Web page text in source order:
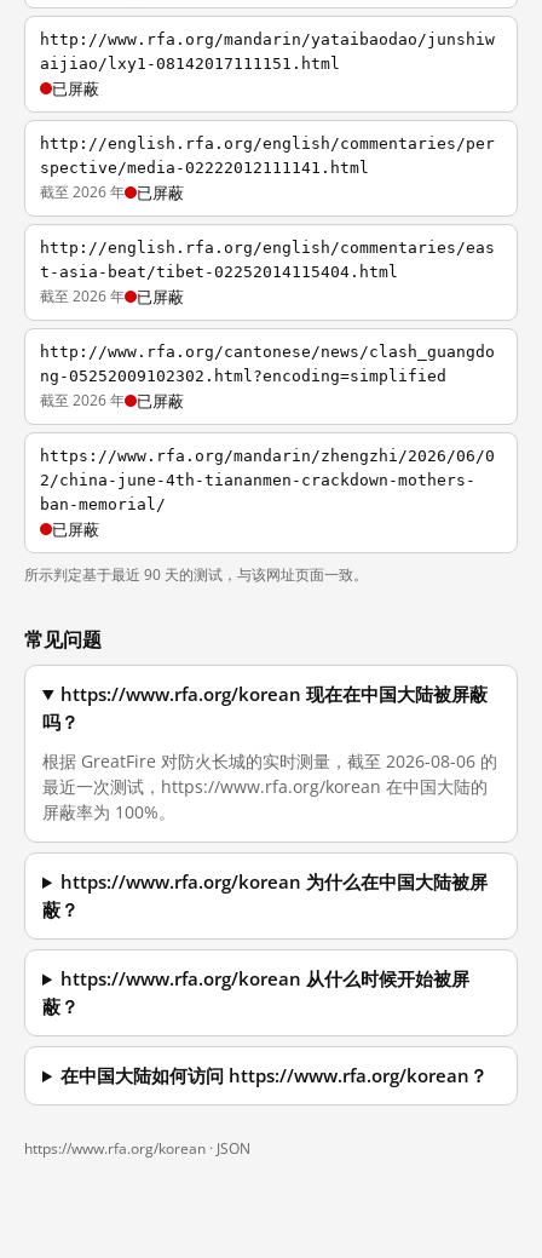
http://www.rfa.org/mandarin/yataibaodao/junshiw
aijiao/lxy1-08142017111151.html
已屏蔽
http://english.rfa.org/english/commentaries/per
spective/media-02222012111141.html
截至 2026 年 已屏蔽
http://english.rfa.org/english/commentaries/eas
t-asia-beat/tibet-02252014115404.html
截至 2026 年 已屏蔽
http://www.rfa.org/cantonese/news/clash_guangdo
ng-05252009102302.html?encoding=simplified
截至 2026 年 已屏蔽
https://www.rfa.org/mandarin/zhengzhi/2026/06/0
2/china-june-4th-tiananmen-crackdown-mothers-
ban-memorial/
已屏蔽
所示判定基于最近 90 天的测试，与该网址页面一致。
常见问题
https://www.rfa.org/korean 现在在中国大陆被屏蔽
吗？
根据 GreatFire 对防火长城的实时测量，截至 2026-08-06 的
最近一次测试，https://www.rfa.org/korean 在中国大陆的
屏蔽率为 100%。
https://www.rfa.org/korean 为什么在中国大陆被屏
蔽？
https://www.rfa.org/korean 从什么时候开始被屏
蔽？
在中国大陆如何访问 https://www.rfa.org/korean？
https://www.rfa.org/korean · JSON